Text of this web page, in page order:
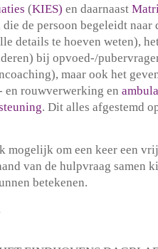
(KIES) en daarnaast
de persoon begeleidt naar
details te hoeven weten),
bij opvoed-/
maar ook het
en rouwverwerking en
. Dit alles afgestemd
mogelijk om een keer een
van de hulpvraag samen
betekenen.